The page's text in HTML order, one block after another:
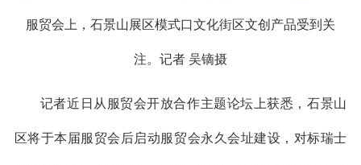
服贸会上，石景山展区模式口文化街区文创产品受到关
注。记者 吴镝摄
记者近日从服贸会开放合作主题论坛上获悉，石景山
区将于本届服贸会后启动服贸会永久会址建设，对标瑞士